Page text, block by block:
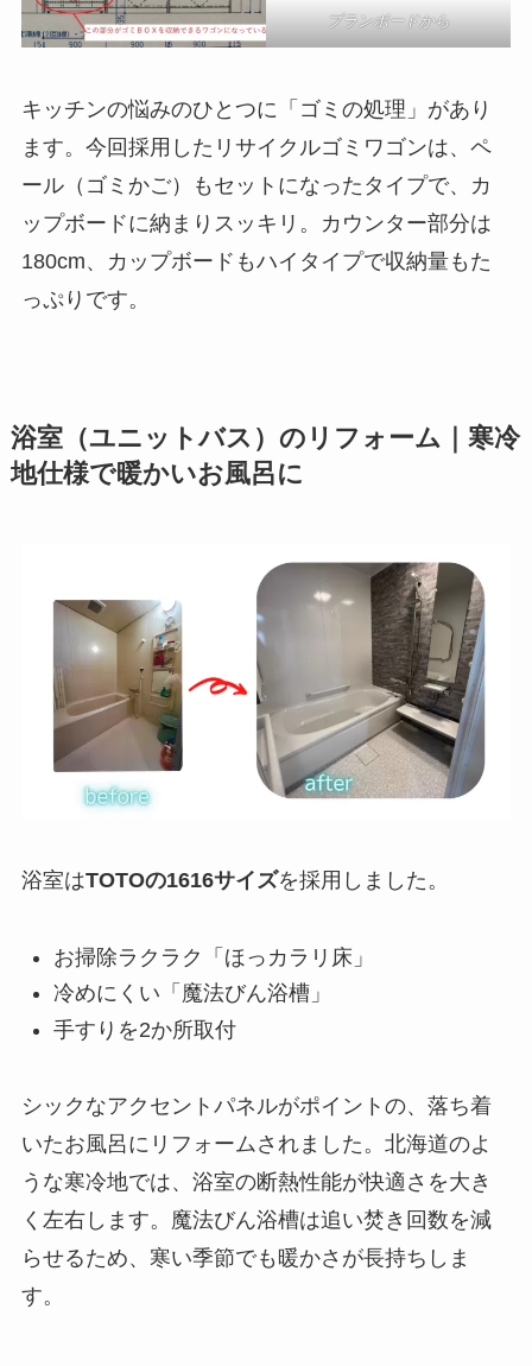
プランボードから
キッチンの悩みのひとつに「ゴミの処理」があり
ます。今回採用したリサイクルゴミワゴンは、ペ
ール（ゴミかご）もセットになったタイプで、カ
ップボードに納まりスッキリ。カウンター部分は
180cm、カップボードもハイタイプで収納量もた
っぷりです。
浴室（ユニットバス）のリフォーム｜寒冷
地仕様で暖かいお風呂に
浴室はTOTOの1616サイズを採用しました。
お掃除ラクラク「ほっカラリ床」
冷めにくい「魔法びん浴槽」
手すりを2か所取付
シックなアクセントパネルがポイントの、落ち着
いたお風呂にリフォームされました。北海道のよ
うな寒冷地では、浴室の断熱性能が快適さを大き
く左右します。魔法びん浴槽は追い焚き回数を減
らせるため、寒い季節でも暖かさが長持ちしま
す。